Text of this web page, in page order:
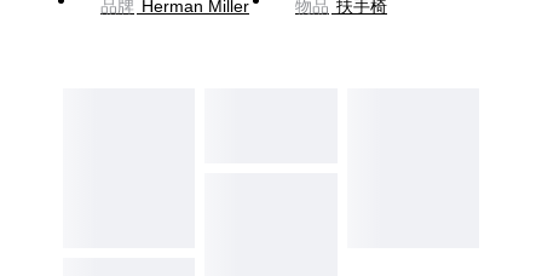
品牌 Herman Miller 物品 扶手椅